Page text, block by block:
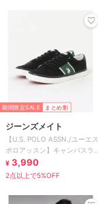
期間限定SALE まとめ割
ジーンズメイト
【U.S. POLO ASSN./ユーエス
ポロアッスン】キャンバスライ
ンスニーカー
¥ 3,990
2点以上で5%OFF